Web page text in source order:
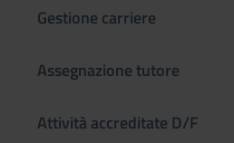
Gestione carriere
Assegnazione tutore
Attività accreditate D/F